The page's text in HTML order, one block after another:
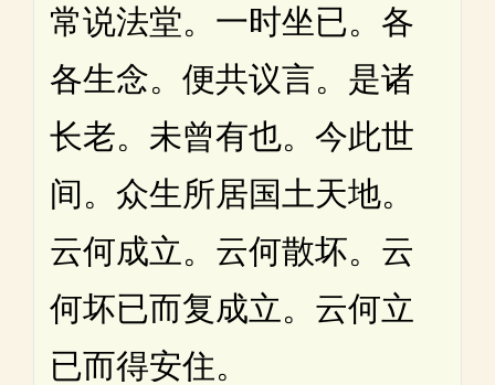
常说法堂。一时坐已。各
各生念。便共议言。是诸
长老。未曾有也。今此世
间。众生所居国土天地。
云何成立。云何散坏。云
何坏已而复成立。云何立
已而得安住。